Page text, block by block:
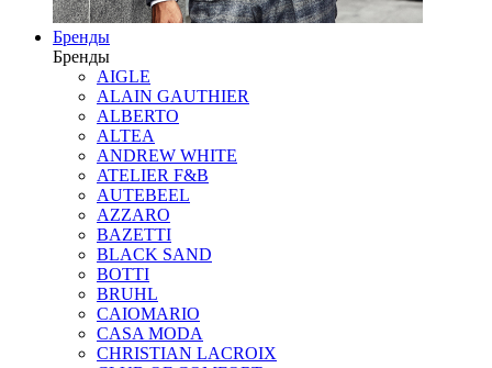
Бренды
Бренды
AIGLE
ALAIN GAUTHIER
ALBERTO
ALTEA
ANDREW WHITE
ATELIER F&B
AUTEBEEL
AZZARO
BAZETTI
BLACK SAND
BOTTI
BRUHL
CAIOMARIO
CASA MODA
CHRISTIAN LACROIX